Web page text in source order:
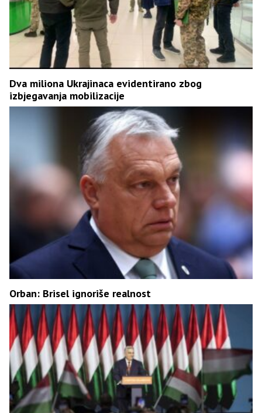
Dva miliona Ukrajinaca evidentirano zbog
izbjegavanja mobilizacije
Orban: Brisel ignoriše realnost